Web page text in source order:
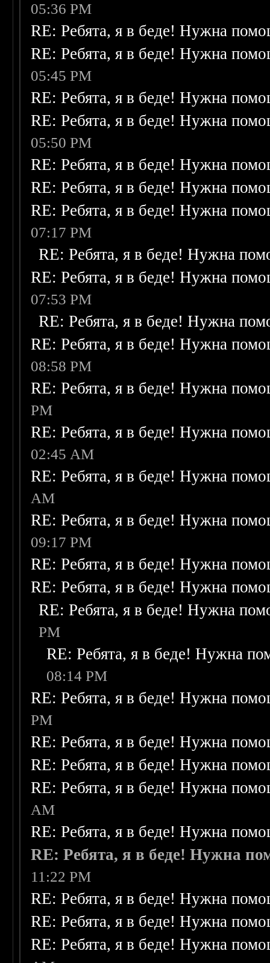
05:36 PM
RE: Ребята, я в беде! Нужна
RE: Ребята, я в беде! Нужна
05:45 PM
RE: Ребята, я в беде! Нужна
RE: Ребята, я в беде! Нужна
05:50 PM
RE: Ребята, я в беде! Нужна
RE: Ребята, я в беде! Нужна
RE: Ребята, я в беде! Нужна
07:17 PM
RE: Ребята, я в беде! Нужна
RE: Ребята, я в беде! Нужна
07:53 PM
RE: Ребята, я в беде! Нужна
RE: Ребята, я в беде! Нужна
08:58 PM
RE: Ребята, я в беде! Нужна
PM
RE: Ребята, я в беде! Нужна
02:45 AM
RE: Ребята, я в беде! Нужна
AM
RE: Ребята, я в беде! Нужна
09:17 PM
RE: Ребята, я в беде! Нужна
RE: Ребята, я в беде! Нужна
RE: Ребята, я в беде! Нужна
PM
RE: Ребята, я в беде! Нужна
08:14 PM
RE: Ребята, я в беде! Нужна
PM
RE: Ребята, я в беде! Нужна
RE: Ребята, я в беде! Нужна
RE: Ребята, я в беде! Нужна
AM
RE: Ребята, я в беде! Нужна
RE: Ребята, я в беде! Нужна
11:22 PM
RE: Ребята, я в беде! Нужна
RE: Ребята, я в беде! Нужна
RE: Ребята, я в беде! Нужна